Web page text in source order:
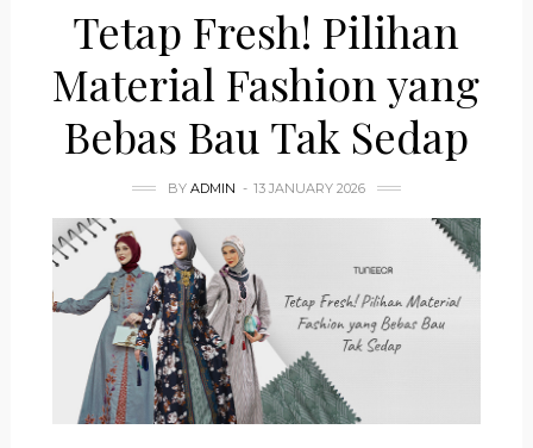
Tetap Fresh! Pilihan
Material Fashion yang
Bebas Bau Tak Sedap
BY ADMIN 13 JANUARY 2026